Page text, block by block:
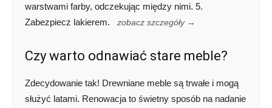
warstwami farby, odczekując między nimi. 5.
Zabezpiecz lakierem.
zobacz szczegóły →
Czy warto odnawiać stare meble?
Zdecydowanie tak! Drewniane meble są trwałe i mogą
służyć latami. Renowacja to świetny sposób na nadanie